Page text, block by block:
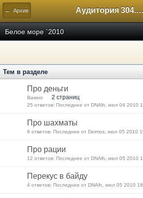
← Архив Аудитория 304. История России
Белое море `2010
Тем в разделе
Про деньги
Важно 2 страниц
25 ответов: Последнее от DNAlh, июл 04 2010
Про шахматы
8 ответов: Последнее от Deimos, июл 05 2010
Про рации
12 ответов: Последнее от DNAlh, июл 05 2010
Перекус в байду
4 ответов: Последнее от DNAlh, июл 05 2010